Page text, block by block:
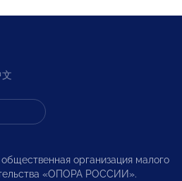
организация малого
«ОПОРА РОССИИ».